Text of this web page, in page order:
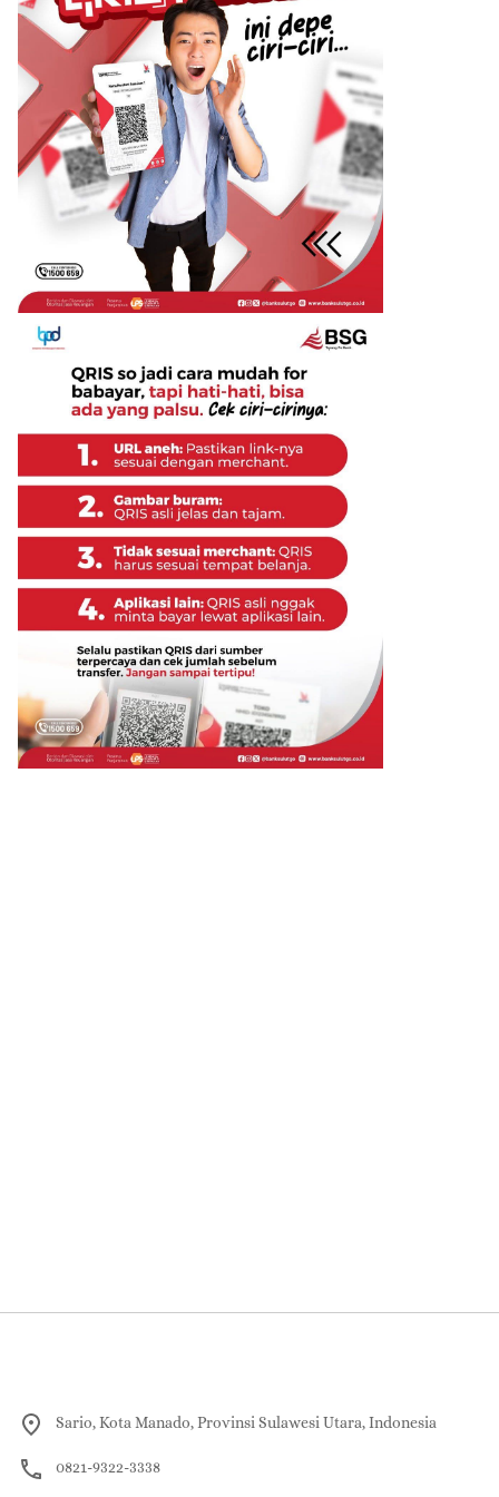
Sario, Kota Manado, Provinsi Sulawesi Utara, Indonesia
0821-9322-3338